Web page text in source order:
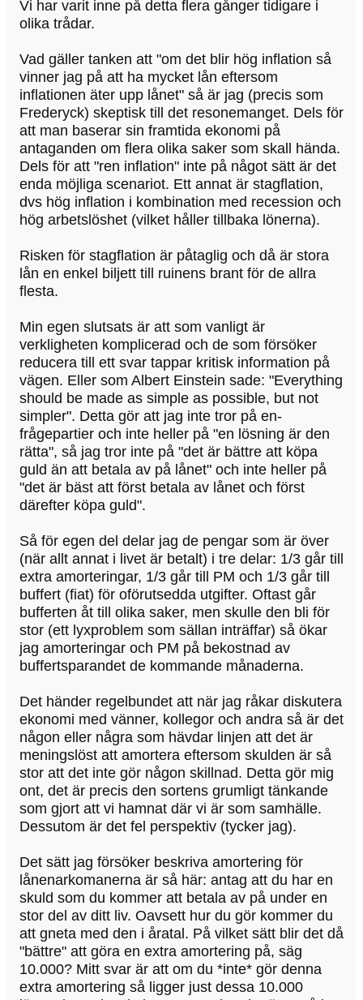
Vi har varit inne på detta flera gånger tidigare i
olika trådar.
Vad gäller tanken att "om det blir hög inflation så
vinner jag på att ha mycket lån eftersom
inflationen äter upp lånet" så är jag (precis som
Frederyck) skeptisk till det resonemanget. Dels för
att man baserar sin framtida ekonomi på
antaganden om flera olika saker som skall hända.
Dels för att "ren inflation" inte på något sätt är det
enda möjliga scenariot. Ett annat är stagflation,
dvs hög inflation i kombination med recession och
hög arbetslöshet (vilket håller tillbaka lönerna).
Risken för stagflation är påtaglig och då är stora
lån en enkel biljett till ruinens brant för de allra
flesta.
Min egen slutsats är att som vanligt är
verkligheten komplicerad och de som försöker
reducera till ett svar tappar kritisk information på
vägen. Eller som Albert Einstein sade: "Everything
should be made as simple as possible, but not
simpler". Detta gör att jag inte tror på en-
frågepartier och inte heller på "en lösning är den
rätta", så jag tror inte på "det är bättre att köpa
guld än att betala av på lånet" och inte heller på
"det är bäst att först betala av lånet och först
därefter köpa guld".
Så för egen del delar jag de pengar som är över
(när allt annat i livet är betalt) i tre delar: 1/3 går till
extra amorteringar, 1/3 går till PM och 1/3 går till
buffert (fiat) för oförutsedda utgifter. Oftast går
bufferten åt till olika saker, men skulle den bli för
stor (ett lyxproblem som sällan inträffar) så ökar
jag amorteringar och PM på bekostnad av
buffertsparandet de kommande månaderna.
Det händer regelbundet att när jag råkar diskutera
ekonomi med vänner, kollegor och andra så är det
någon eller några som hävdar linjen att det är
meningslöst att amortera eftersom skulden är så
stor att det inte gör någon skillnad. Detta gör mig
ont, det är precis den sortens grumligt tänkande
som gjort att vi hamnat där vi är som samhälle.
Dessutom är det fel perspektiv (tycker jag).
Det sätt jag försöker beskriva amortering för
lånenarkomanerna är så här: antag att du har en
skuld som du kommer att betala av på under en
stor del av ditt liv. Oavsett hur du gör kommer du
att gneta med den i åratal. På vilket sätt blir det då
"bättre" att göra en extra amortering på, säg
10.000? Mitt svar är att om du *inte* gör denna
extra amortering så ligger just dessa 10.000